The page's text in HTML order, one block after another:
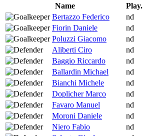
Name
Play.
Bertazzo Federico
nd
Fiorin Daniele
nd
Poluzzi Giacomo
nd
Aliberti Ciro
nd
Baggio Riccardo
nd
Ballardin Michael
nd
Bianchi Michele
nd
Doplicher Marco
nd
Favaro Manuel
nd
Moroni Daniele
nd
Niero Fabio
nd